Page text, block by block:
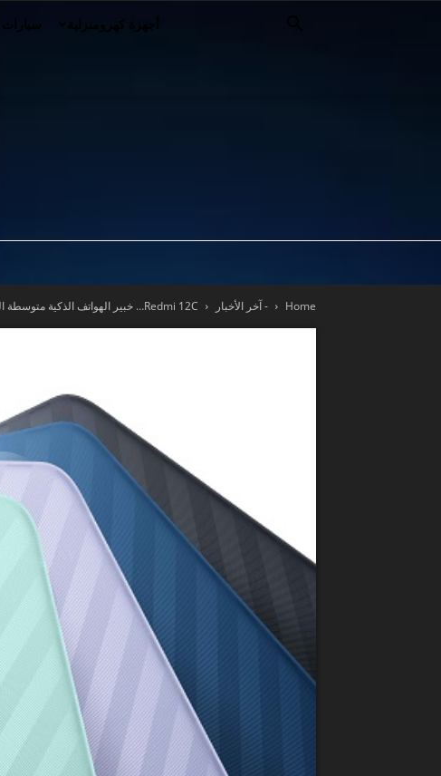
سيارات أجهزة كهرومنزلية
Home - آخر الأخبار Redmi 12C… خبير الهواتف الذكية متوسطة الجودة